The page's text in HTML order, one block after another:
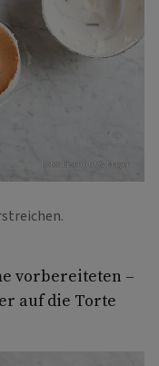
Foto: Eisenhut & Mayer
vorbereiteten –
auf die Torte